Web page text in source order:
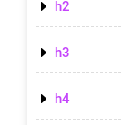
h2
h3
h4